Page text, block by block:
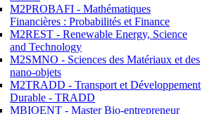
M2PROBAFI - Mathématiques
Financières : Probabilités et Finance
M2REST - Renewable Energy, Science
and Technology
M2SMNO - Sciences des Matériaux et des
nano-objets
M2TRADD - Transport et Développement
Durable - TRADD
MBIOENT - Master Bio-entrepreneur